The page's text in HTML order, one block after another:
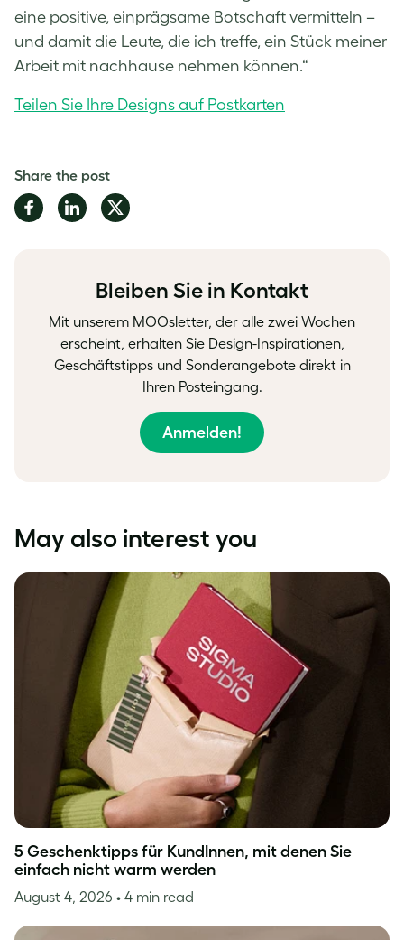
eine positive, einprägsame Botschaft vermitteln –
und damit die Leute, die ich treffe, ein Stück meiner
Arbeit mit nachhause nehmen können.“
Teilen Sie Ihre Designs auf Postkarten
Share the post
Share
on
Share
on
Share
on
Bleiben Sie in Kontakt
Mit unserem MOOsletter, der alle zwei Wochen
erscheint, erhalten Sie Design-Inspirationen,
Geschäftstipps und Sonderangebote direkt in
Ihren Posteingang.
Anmelden!
May also interest you
5 Geschenktipps für KundInnen, mit denen Sie
einfach nicht warm werden
August 4, 2026 • 4 min read